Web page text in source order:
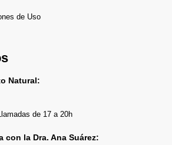
de Uso
Natural:
de 17 a 20h
con la Dra. Ana Suárez: